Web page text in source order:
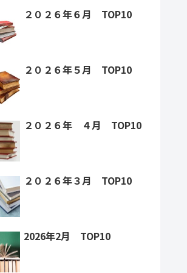
２０２６年６月 TOP10
２０２６年５月 TOP10
２０２６年 ４月 TOP10
２０２６年３月 TOP10
2026年2月 TOP10